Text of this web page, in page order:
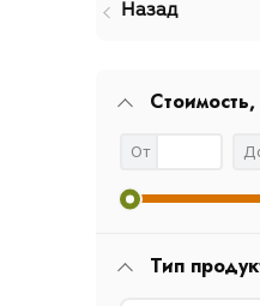
Назад
От
Тип